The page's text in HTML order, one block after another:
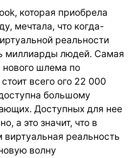
которая приобрела
мечтала, что когда-
реальности
миллиарды людей. Самая
шлема по
всего ого 22 000
большому
Доступных для нее
а это значит, что в
реальность
волну